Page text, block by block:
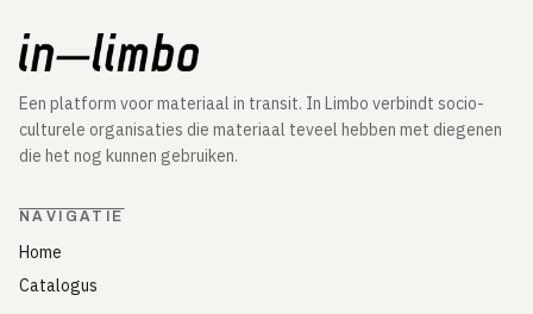
Een platform voor materiaal in transit. In Limbo verbindt socio-
culturele organisaties die materiaal teveel hebben met diegenen
die het nog kunnen gebruiken.
NAVIGATIE
Home
Catalogus